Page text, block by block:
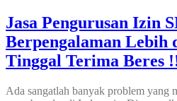
Jasa Pengurusan Izin
Berpengalaman Lebih
Tinggal Terima
Ada sangatlah banyak problem yang